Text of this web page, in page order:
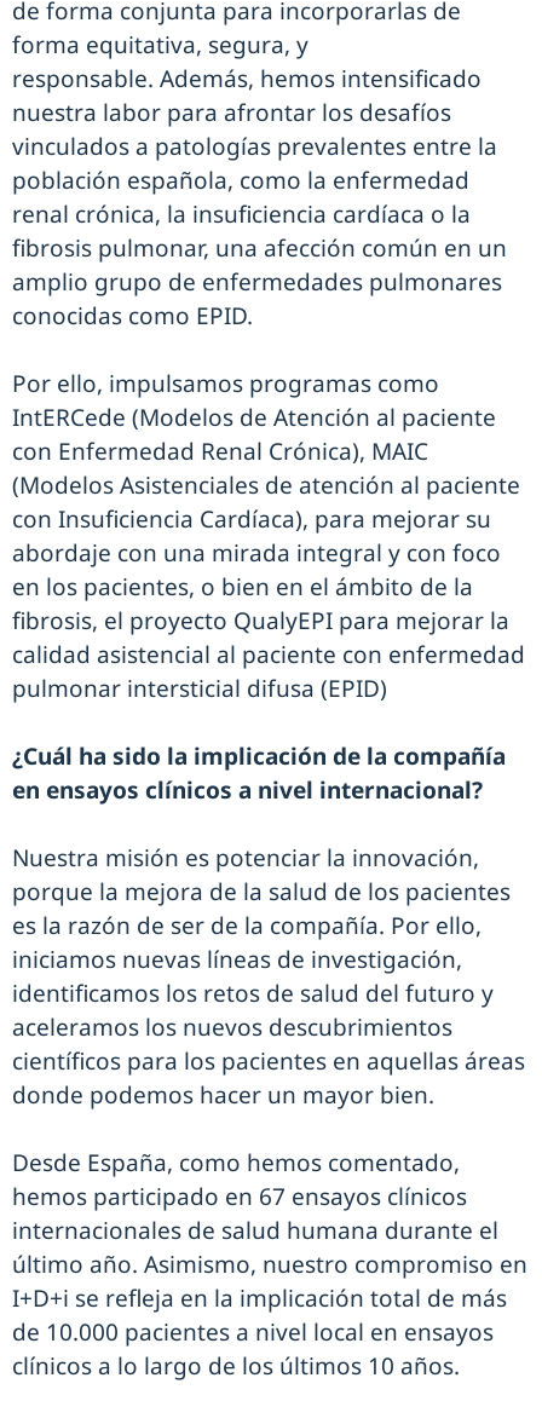
de forma conjunta para incorporarlas de
forma equitativa, segura, y
responsable. Además, hemos intensificado
nuestra labor para afrontar los desafíos
vinculados a patologías prevalentes entre la
población española, como la enfermedad
renal crónica, la insuficiencia cardíaca o la
fibrosis pulmonar, una afección común en un
amplio grupo de enfermedades pulmonares
conocidas como EPID.
Por ello, impulsamos programas como
IntERCede (Modelos de Atención al paciente
con Enfermedad Renal Crónica), MAIC
(Modelos Asistenciales de atención al paciente
con Insuficiencia Cardíaca), para mejorar su
abordaje con una mirada integral y con foco
en los pacientes, o bien en el ámbito de la
fibrosis, el proyecto QualyEPI para mejorar la
calidad asistencial al paciente con enfermedad
pulmonar intersticial difusa (EPID)
¿Cuál ha sido la implicación de la compañía
en ensayos clínicos a nivel internacional?
Nuestra misión es potenciar la innovación,
porque la mejora de la salud de los pacientes
es la razón de ser de la compañía. Por ello,
iniciamos nuevas líneas de investigación,
identificamos los retos de salud del futuro y
aceleramos los nuevos descubrimientos
científicos para los pacientes en aquellas áreas
donde podemos hacer un mayor bien.
Desde España, como hemos comentado,
hemos participado en 67 ensayos clínicos
internacionales de salud humana durante el
último año. Asimismo, nuestro compromiso en
I+D+i se refleja en la implicación total de más
de 10.000 pacientes a nivel local en ensayos
clínicos a lo largo de los últimos 10 años.